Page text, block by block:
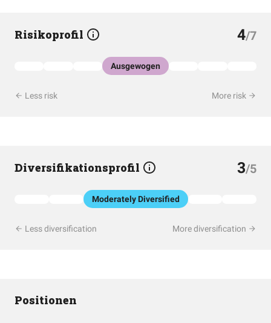
Risikoprofil 4/7
Ausgewogen
Less risk More risk
Diversifikationsprofil 3/5
Moderately Diversified
Less diversification More diversification
Positionen